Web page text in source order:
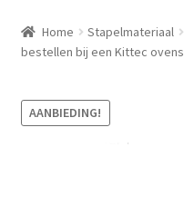
WIERINGERWERF
Over ons
Home Stapelmateriaal
bestellen bij een Kittec ovens
AANBIEDING!